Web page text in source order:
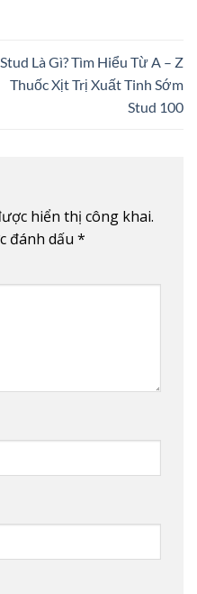
Stud Là Gì? Tìm Hiểu Từ A – Z
Thuốc Xịt Trị Xuất Tinh Sớm
Stud 100
hiển thị công khai.
đánh dấu *